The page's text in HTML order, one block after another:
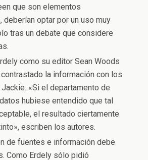
que son elementos
deberían optar por un uso muy
tras un debate que considere
como su editor Sean Woods
la información con los
«Si el departamento de
hubiese entendido que tal
el resultado ciertamente
escriben los autores.
de fuentes e información debe
Como Erdely sólo pidió